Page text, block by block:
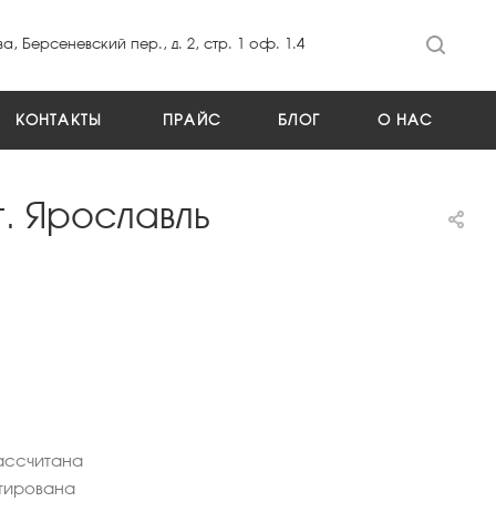
Берсеневский пер., д. 2, стр. 1 оф. 1.4
КОНТАКТЫ ПРАЙС БЛОГ О НАС
Ярославль